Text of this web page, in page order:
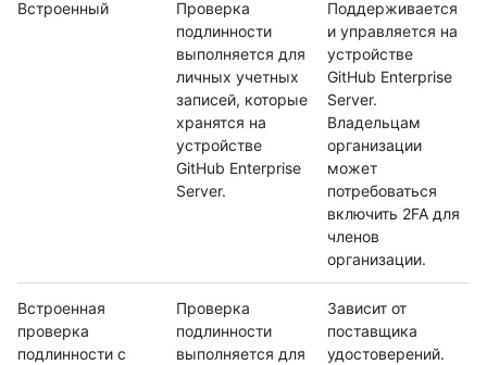
Встроенный
Проверка
подлинности
выполняется для
личных учетных
записей, которые
хранятся на
устройстве
GitHub Enterprise
Server.
Поддерживается
и управляется на
устройстве
GitHub Enterprise
Server.
Владельцам
организации
может
потребоваться
включить 2FA для
членов
организации.
Встроенная
проверка
подлинности с
Проверка
подлинности
выполняется для
Зависит от
поставщика
удостоверений.